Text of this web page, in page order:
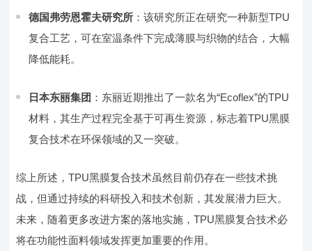
德国弗劳恩霍夫研究所 ：该研究所正在研究一种新型TPU
复合工艺，可在室温条件下完成薄膜与织物的结合，大幅
降低能耗。
日本东丽集团 ：东丽近期推出了一款名为“Ecoflex”的TPU
材料，其生产过程完全基于可再生资源，标志着TPU黑膜
复合技术在环保领域的又一突破。
综上所述，TPU黑膜复合技术虽然目前仍存在一些技术挑
战，但通过持续的科研投入和技术创新，其发展潜力巨大。
未来，随着更多改进方案的落地实施，TPU黑膜复合技术必
将在功能性面料领域发挥更加重要的作用。